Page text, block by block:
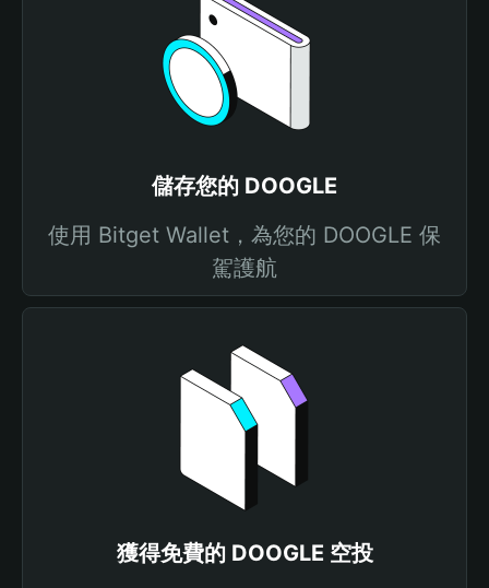
儲存您的 DOOGLE
使用 Bitget Wallet，為您的 DOOGLE 保
駕護航
獲得免費的 DOOGLE 空投